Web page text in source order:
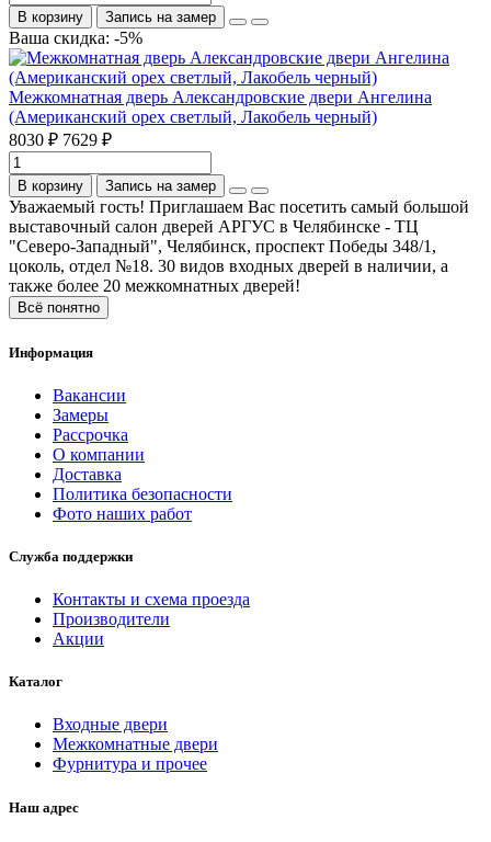
В корзину Запись на замер
Ваша скидка: -5%
Межкомнатная дверь Александровские двери Ангелина
(Американский орех светлый, Лакобель черный)
8030 ₽ 7629 ₽
В корзину Запись на замер
Уважаемый гость! Приглашаем Вас посетить самый большой
выставочный салон дверей АРГУС в Челябинске - ТЦ
"Северо-Западный", Челябинск, проспект Победы 348/1,
цоколь, отдел №18. 30 видов входных дверей в наличии, а
также более 20 межкомнатных дверей!
Всё понятно
Информация
Вакансии
Замеры
Рассрочка
О компании
Доставка
Политика безопасности
Фото наших работ
Служба поддержки
Контакты и схема проезда
Производители
Акции
Каталог
Входные двери
Межкомнатные двери
Фурнитура и прочее
Наш адрес